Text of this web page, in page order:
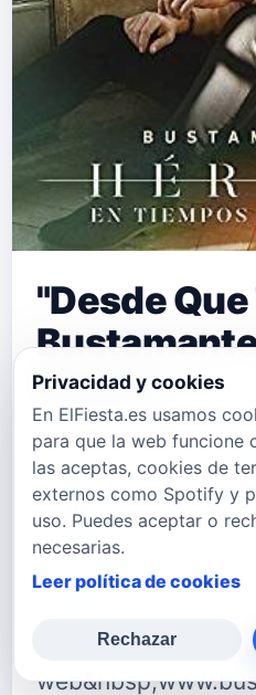
"Desde Que
Guerra
"Desde Que Te
single de
a&nbsp;Ana
comprar en este
Puedes seguir a
Página
Privacidad y cookies
En ElFiesta.es usamos
para que la web funcione
las aceptas, cookies de
externos como Spotify y
uso. Puedes aceptar o
necesarias.
Leer política de cookies
Rechazar